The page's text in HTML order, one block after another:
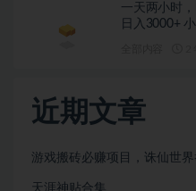
一天两小时
日入3000+
近期文章
游戏搬砖必赚项目，诛仙世界
天涯神贴合集